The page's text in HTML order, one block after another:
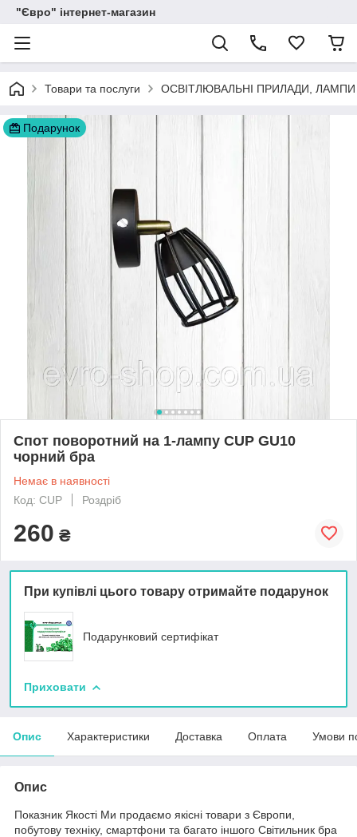
"Євро" інтернет-магазин
Товари та послуги ОСВІТЛЮВАЛЬНІ ПРИЛАДИ,
Подарунок
Спот поворотний на 1-лампу CUP GU10
чорний бра
Немає в наявності
Код: CUP
Роздріб
260 ₴
При купівлі цього товару отримайте подарунок
Подарунковий сертифікат
Приховати
Опис Характеристики Доставка Оплата Умови
Опис
Показник Якості Ми продаємо якісні товари з Європи,
побутову техніку, смартфони та багато іншого Світильник бра